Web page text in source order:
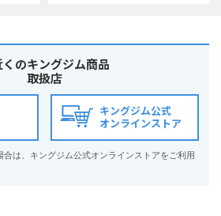
くのキングジム商品
取扱店
キングジム公式
オンラインストア
合は、キングジム公式オンラインストアをご利用